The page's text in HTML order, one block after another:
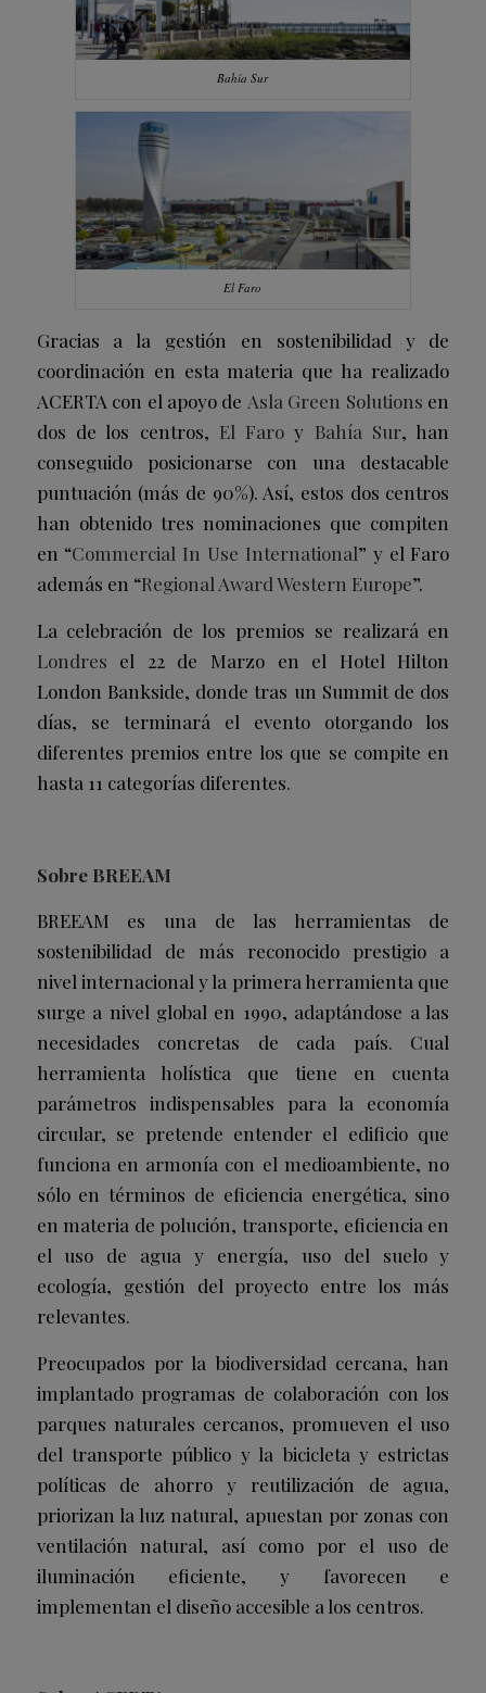
Bahía Sur
El Faro
Gracias a la gestión en sostenibilidad y de
coordinación en esta materia que ha realizado
ACERTA con el apoyo de Asla Green Solutions en
dos de los centros, El Faro y Bahía Sur, han
conseguido posicionarse con una destacable
puntuación (más de 90%). Así, estos dos centros
han obtenido tres nominaciones que compiten
en “Commercial In Use International” y el Faro
además en “Regional Award Western Europe”.
La celebración de los premios se realizará en
Londres el 22 de Marzo en el Hotel Hilton
London Bankside, donde tras un Summit de dos
días, se terminará el evento otorgando los
diferentes premios entre los que se compite en
hasta 11 categorías diferentes.
Sobre BREEAM
BREEAM es una de las herramientas de
sostenibilidad de más reconocido prestigio a
nivel internacional y la primera herramienta que
surge a nivel global en 1990, adaptándose a las
necesidades concretas de cada país. Cual
herramienta holística que tiene en cuenta
parámetros indispensables para la economía
circular, se pretende entender el edificio que
funciona en armonía con el medioambiente, no
sólo en términos de eficiencia energética, sino
en materia de polución, transporte, eficiencia en
el uso de agua y energía, uso del suelo y
ecología, gestión del proyecto entre los más
relevantes.
Preocupados por la biodiversidad cercana, han
implantado programas de colaboración con los
parques naturales cercanos, promueven el uso
del transporte público y la bicicleta y estrictas
políticas de ahorro y reutilización de agua,
priorizan la luz natural, apuestan por zonas con
ventilación natural, así como por el uso de
iluminación eficiente, y favorecen e
implementan el diseño accesible a los centros.